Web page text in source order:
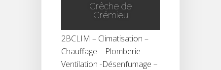
Crêche de
Crémieu
|
2BCLIM – Climatisation –
Chauffage – Plomberie –
Ventilation -Désenfumage –